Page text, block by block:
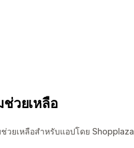
วยเหลือ
วยเหลือสำหรับแอปโดย Shopplaza